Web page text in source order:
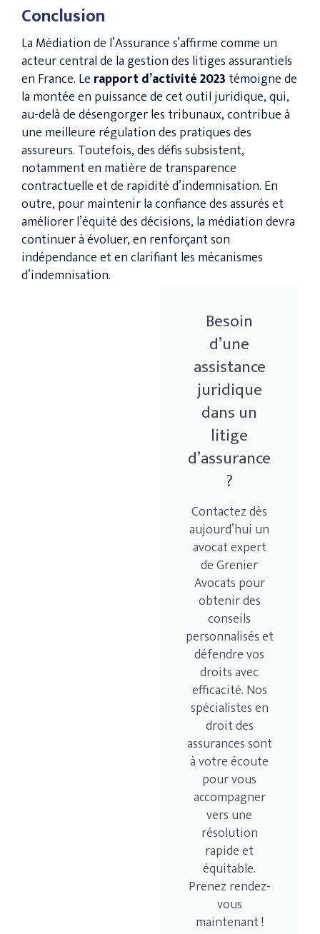
Conclusion
La Médiation de l’Assurance s’affirme comme un
acteur central de la gestion des litiges assurantiels
en France. Le rapport d’activité 2023 témoigne de
la montée en puissance de cet outil juridique, qui,
au-delà de désengorger les tribunaux, contribue à
une meilleure régulation des pratiques des
assureurs. Toutefois, des défis subsistent,
notamment en matière de transparence
contractuelle et de rapidité d’indemnisation. En
outre, pour maintenir la confiance des assurés et
améliorer l’équité des décisions, la médiation devra
continuer à évoluer, en renforçant son
indépendance et en clarifiant les mécanismes
d’indemnisation.
Besoin
d’une
assistance
juridique
dans un
litige
d’assurance
?
Contactez dès
aujourd’hui un
avocat expert
de Grenier
Avocats pour
obtenir des
conseils
personnalisés et
défendre vos
droits avec
efficacité. Nos
spécialistes en
droit des
assurances sont
à votre écoute
pour vous
accompagner
vers une
résolution
rapide et
équitable.
Prenez rendez-
vous
maintenant !